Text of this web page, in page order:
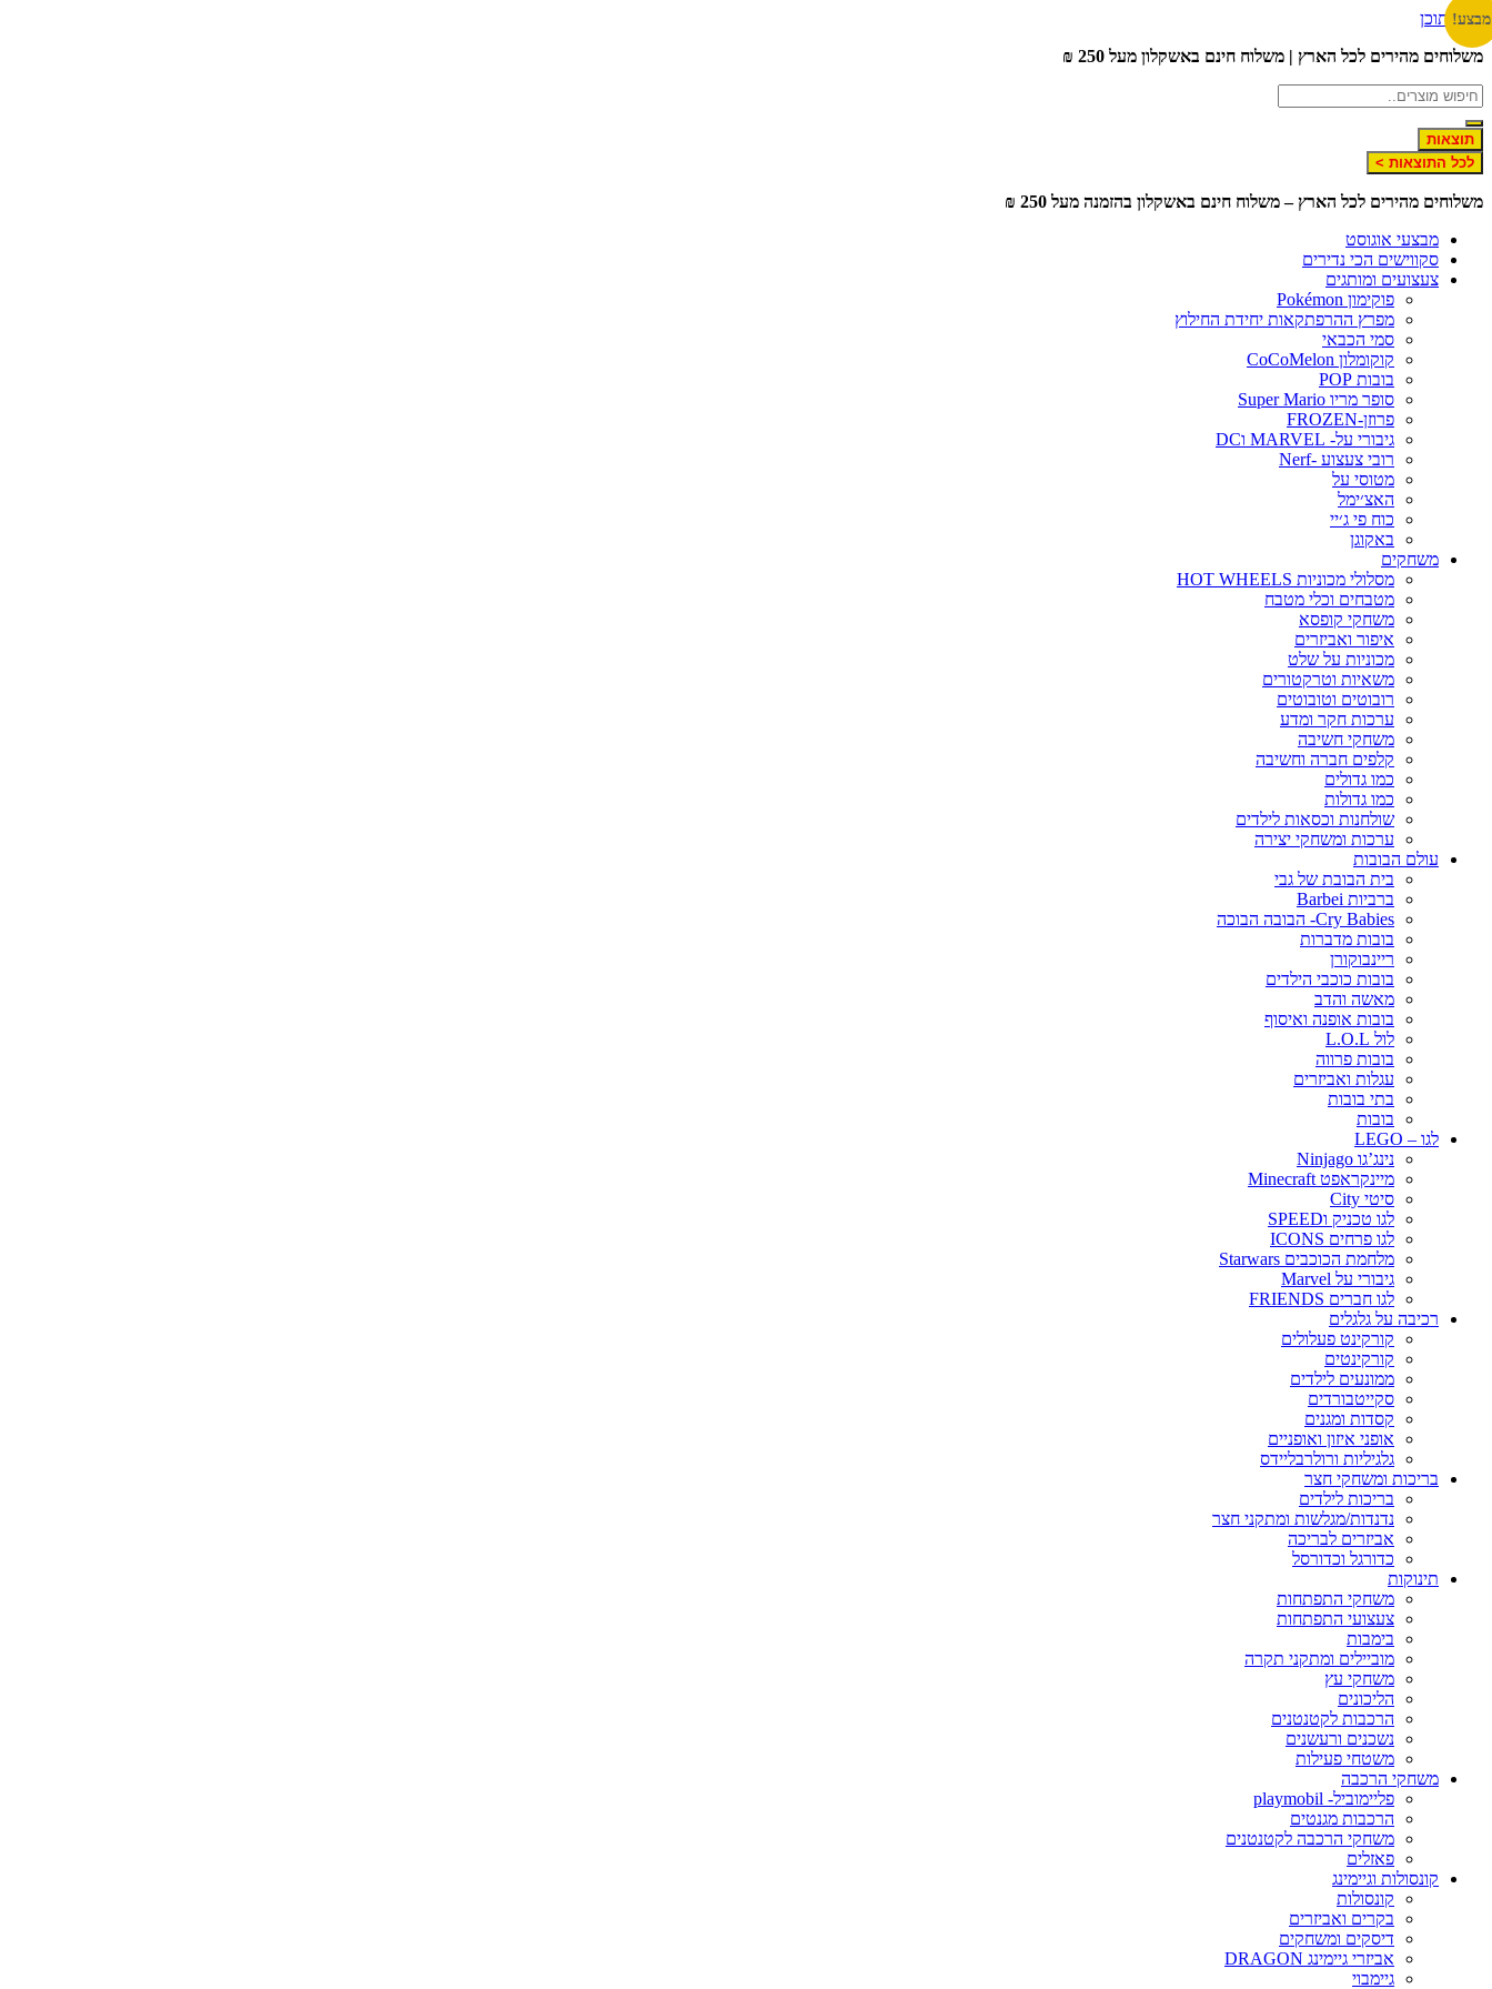
דלג לתוכן
משלוחים מהירים לכל הארץ | משלוח חינם באשקלון מעל 250 ₪
תוצאות
לכל התוצאות >
משלוחים מהירים לכל הארץ – משלוח חינם באשקלון בהזמנה מעל 250 ₪
מבצעי אוגוסט
סקווישים הכי נדירים
צעצועים ומותגים
פוקימון Pokémon
מפרץ ההרפתקאות יחידת החילוץ
סמי הכבאי
קוקומלון CoCoMelon
בובות POP
סופר מריו Super Mario
פרוזן-FROZEN
גיבורי על- MARVEL וDC
רובי צעצוע -Nerf
מטוסי על
האצ׳ימל
כוח פי ג׳יי
באקוגן
משחקים
מסלולי מכוניות HOT WHEELS
מטבחים וכלי מטבח
משחקי קופסא
איפור ואביזרים
מכוניות על שלט
משאיות וטרקטורים
רובוטים וטובוטים
ערכות חקר ומדע
משחקי חשיבה
קלפים חברה וחשיבה
כמו גדולים
כמו גדולות
שולחנות וכסאות לילדים
ערכות ומשחקי יצירה
עולם הבובות
בית הבובת של גבי
ברביות Barbei
Cry Babies- הבובה הבוכה
בובות מדברות
ריינבוקורן
בובות כוכבי הילדים
מאשה והדב
בובות אופנה ואיסוף
לול L.O.L
בובות פרווה
עגלות ואביזרים
בתי בובות
בובות
לגו – LEGO
נינג’גו Ninjago
מיינקראפט Minecraft
סיטי City
לגו טכניק וSPEED
לגו פרחים ICONS
מלחמת הכוכבים Starwars
גיבורי על Marvel
לגו חברים FRIENDS
רכיבה על גלגלים
קורקינט פעלולים
קורקינטים
ממונעים לילדים
סקייטבורדים
קסדות ומגנים
אופני איזון ואופניים
גלגיליות ורולרבליידס
בריכות ומשחקי חצר
בריכות לילדים
נדנדות/מגלשות ומתקני חצר
אביזרים לבריכה
כדורגל וכדורסל
תינוקות
משחקי התפתחות
צעצועי התפתחות
בימבות
מוביילים ומתקני תקרה
משחקי עץ
הליכונים
הרכבות לקטנטנים
נשכנים ורעשנים
משטחי פעילות
משחקי הרכבה
פליימוביל- playmobil
הרכבות מגנטים
משחקי הרכבה לקטנטנים
פאזלים
קונסולות וגיימינג
קונסולות
בקרים ואביזרים
דיסקים ומשחקים
אביזרי גיימינג DRAGON
גיימבוי
מבצע!